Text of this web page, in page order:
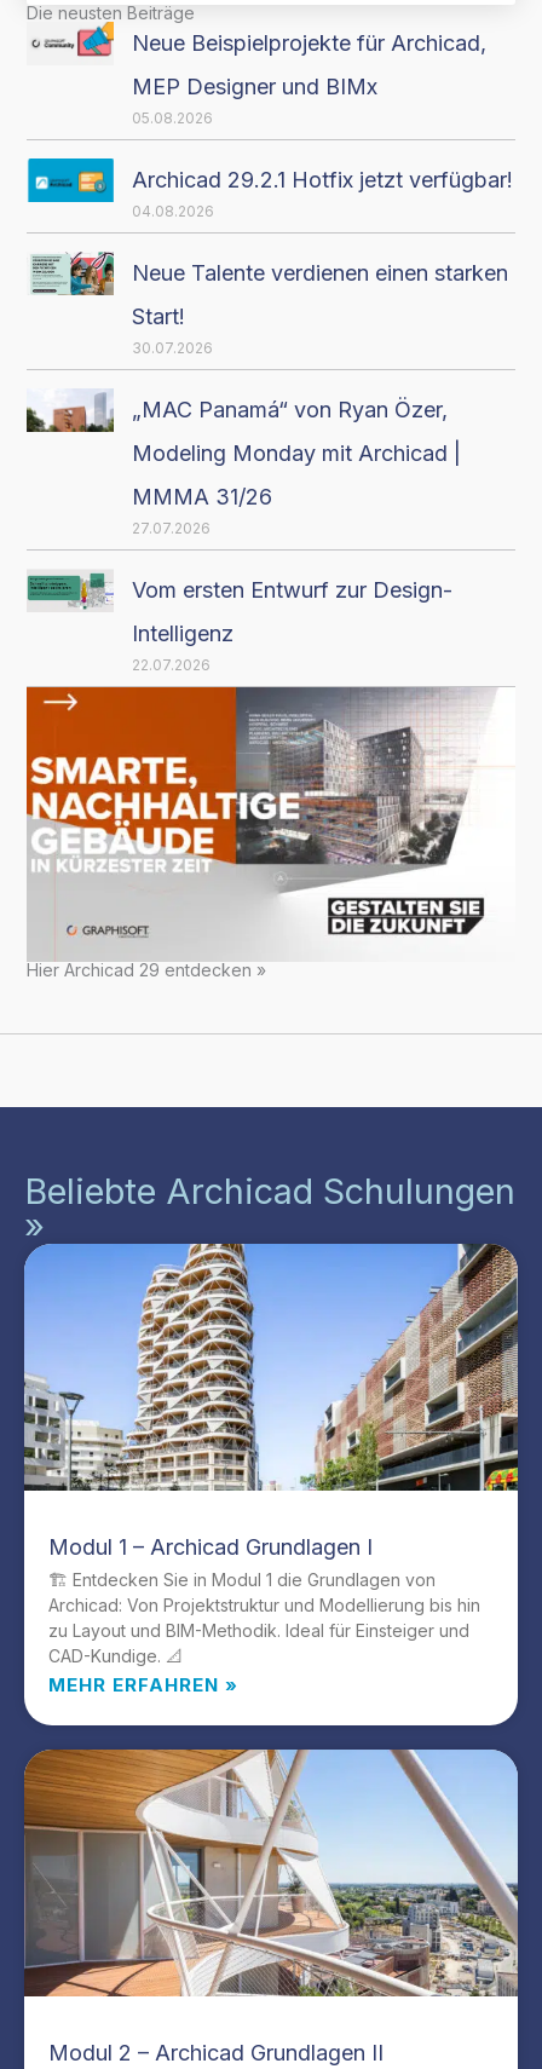
Die neusten Beiträge
Neue Beispielprojekte für Archicad,
MEP Designer und BIMx
05.08.2026
Archicad 29.2.1 Hotfix jetzt verfügbar!
04.08.2026
Neue Talente verdienen einen starken
Start!
30.07.2026
„MAC Panamá“ von Ryan Özer,
Modeling Monday mit Archicad |
MMMA 31/26
27.07.2026
Vom ersten Entwurf zur Design-
Intelligenz
22.07.2026
Hier Archicad 29 entdecken »
Beliebte Archicad Schulungen
»
Modul 1 – Archicad Grundlagen I
🏗️ Entdecken Sie in Modul 1 die Grundlagen von
Archicad: Von Projektstruktur und Modellierung bis hin
zu Layout und BIM-Methodik. Ideal für Einsteiger und
CAD-Kundige. 📐
MEHR ERFAHREN »
Modul 2 – Archicad Grundlagen II